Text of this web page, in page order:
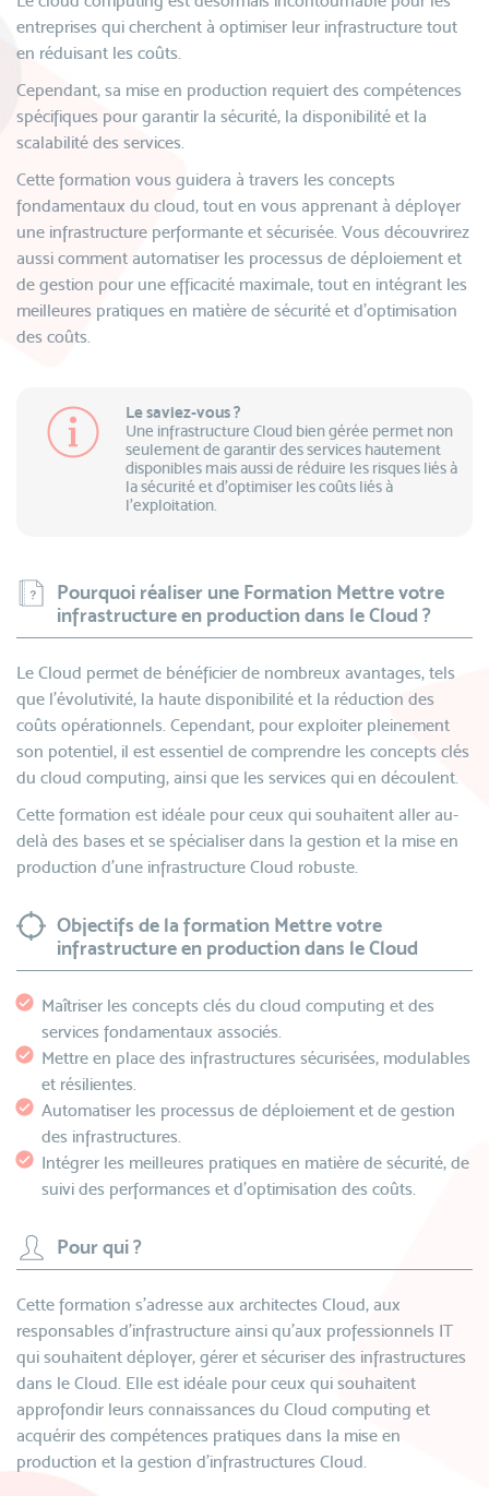
entreprises qui cherchent à optimiser leur infrastructure tout
en réduisant les coûts.
Cependant, sa mise en production requiert des compétences
spécifiques pour garantir la sécurité, la disponibilité et la
scalabilité des services.
Cette formation vous guidera à travers les concepts
fondamentaux du cloud, tout en vous apprenant à déployer
une infrastructure performante et sécurisée. Vous découvrirez
aussi comment automatiser les processus de déploiement et
de gestion pour une efficacité maximale, tout en intégrant les
meilleures pratiques en matière de sécurité et d’optimisation
des coûts.
Le saviez-vous ?
Une infrastructure Cloud bien gérée permet non
seulement de garantir des services hautement
disponibles mais aussi de réduire les risques liés à
la sécurité et d'optimiser les coûts liés à
l’exploitation.
Pourquoi réaliser une Formation Mettre votre
infrastructure en production dans le Cloud ?
Le Cloud permet de bénéficier de nombreux avantages, tels
que l'évolutivité, la haute disponibilité et la réduction des
coûts opérationnels. Cependant, pour exploiter pleinement
son potentiel, il est essentiel de comprendre les concepts clés
du cloud computing, ainsi que les services qui en découlent.
Cette formation est idéale pour ceux qui souhaitent aller au-
delà des bases et se spécialiser dans la gestion et la mise en
production d’une infrastructure Cloud robuste.
Objectifs de la formation Mettre votre
infrastructure en production dans le Cloud
Maîtriser les concepts clés du cloud computing et des
services fondamentaux associés.
Mettre en place des infrastructures sécurisées, modulables
et résilientes.
Automatiser les processus de déploiement et de gestion
des infrastructures.
Intégrer les meilleures pratiques en matière de sécurité, de
suivi des performances et d'optimisation des coûts.
Pour qui ?
Cette formation s'adresse aux architectes Cloud, aux
responsables d'infrastructure ainsi qu'aux professionnels IT
qui souhaitent déployer, gérer et sécuriser des infrastructures
dans le Cloud. Elle est idéale pour ceux qui souhaitent
approfondir leurs connaissances du Cloud computing et
acquérir des compétences pratiques dans la mise en
production et la gestion d'infrastructures Cloud.